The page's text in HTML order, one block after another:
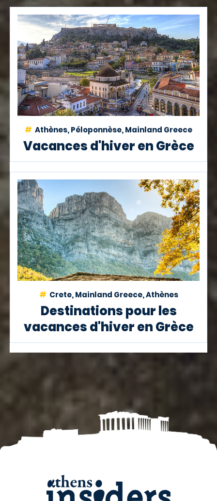
Athènes, Péloponnèse, Mainland Greece
Vacances d'hiver en Grèce
Crete, Mainland Greece, Athènes
Destinations pour les
vacances d'hiver en Grèce